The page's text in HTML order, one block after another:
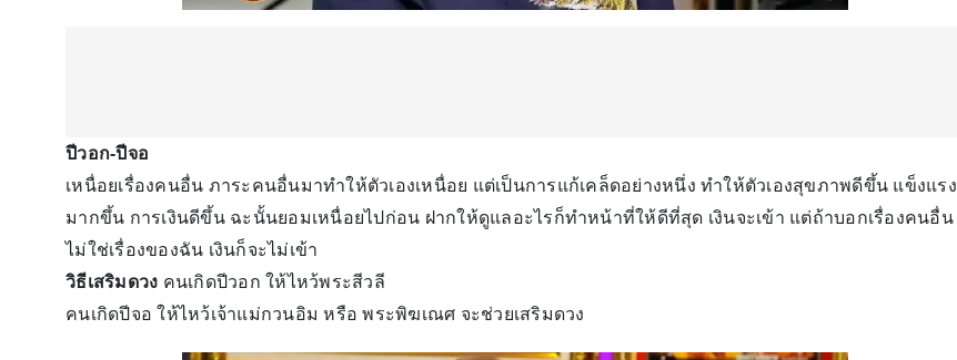
ปีวอก-ปีจอ
เหนื่อยเรื่องคนอื่น ภาระคนอื่นมาทำให้ตัวเองเหนื่อย แต่เป็นการแก้เคล็ดอย่างหนึ่ง ทำให้ตัวเองสุขภาพดีขึ้น แข็งแรง
มากขึ้น การเงินดีขึ้น ฉะนั้นยอมเหนื่อยไปก่อน ฝากให้ดูแลอะไรก็ทำหน้าที่ให้ดีที่สุด เงินจะเข้า แต่ถ้าบอกเรื่องคนอื่น
ไม่ใช่เรื่องของฉัน เงินก็จะไม่เข้า
วิธีเสริมดวง คนเกิดปีวอก ให้ไหว้พระสีวลี
คนเกิดปีจอ ให้ไหว้เจ้าแม่กวนอิม หรือ พระพิฆเณศ จะช่วยเสริมดวง